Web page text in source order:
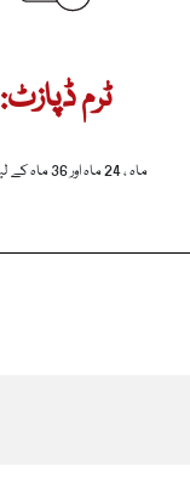
ٹرم ڈپازٹ:
ماہ ، 24 ماہ اور 36 ماہ کے لیے مقرر